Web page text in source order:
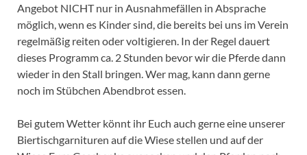
Angebot NICHT nur in Ausnahmefällen in Absprache
möglich, wenn es Kinder sind, die bereits bei uns im Verein
regelmäßig reiten oder voltigieren. In der Regel dauert
dieses Programm ca. 2 Stunden bevor wir die Pferde dann
wieder in den Stall bringen. Wer mag, kann dann gerne
noch im Stübchen Abendbrot essen.
Bei gutem Wetter könnt ihr Euch auch gerne eine unserer
Biertischgarnituren auf die Wiese stellen und auf der